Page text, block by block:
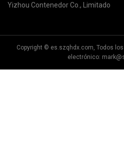
Yizhou Contenedor Co., Limitado
Copyright © es.szqhdx.com, Todos
electrónico: